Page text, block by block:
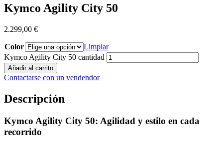
Kymco Agility City 50
2.299,00 €
Color
Limpiar
Kymco Agility City 50 cantidad
Añadir al carrito
Contactarse con un vendendor
Descripción
Kymco Agility City 50: Agilidad y estilo en cada
recorrido